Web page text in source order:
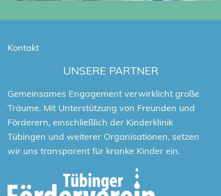
Kontakt
UNSERE PARTNER
Gemeinsames Engagement verwirklicht große
Träume. Mit Unterstützung von Freunden und
Förderern, einschließlich der Kinderklinik
Tübingen und weiterer Organisationen, setzen
wir uns transparent für kranke Kinder ein.